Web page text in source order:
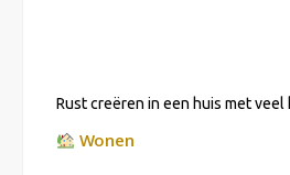
Rust creëren in een huis met veel
Wonen